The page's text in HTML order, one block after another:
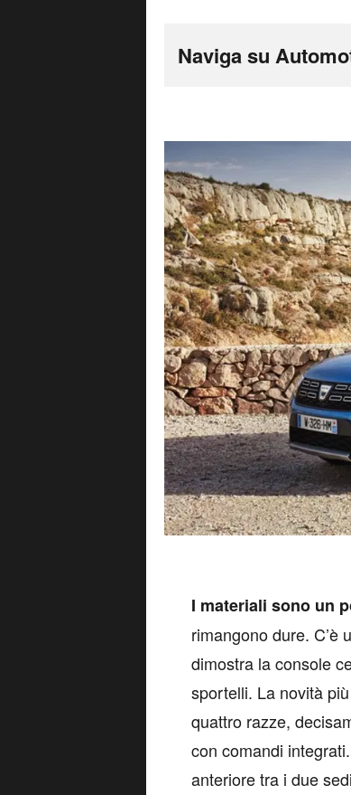
Naviga su
I materiali sono un
rimangono dure. C’è
dimostra la console
sportelli. La novità
quattro razze,
con comandi
anteriore tra i due